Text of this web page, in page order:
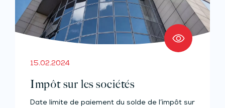
15.02.2024
Impôt sur les sociétés
Date limite de paiement du solde de l’impôt sur